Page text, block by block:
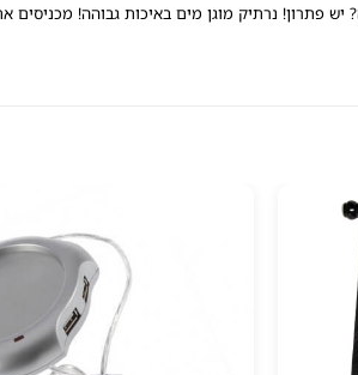
נרתיק מוגן מים באיכות גבוהה!